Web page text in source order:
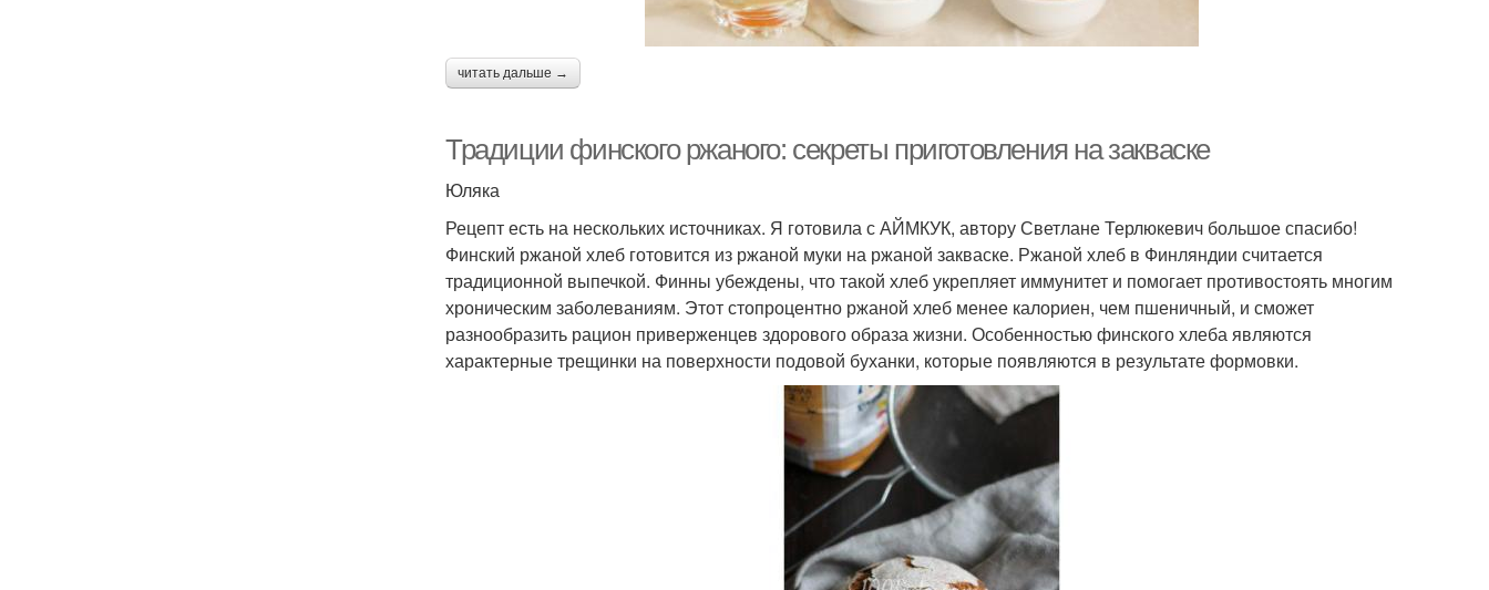
читать дальше →
Традиции финского ржаного: секреты приготовления на закваске
Юляка
Рецепт есть на нескольких источниках. Я готовила с АЙМКУК, автору Светлане Терлюкевич большое спасибо!
Финский ржаной хлеб готовится из ржаной муки на ржаной закваске. Ржаной хлеб в Финляндии считается
традиционной выпечкой. Финны убеждены, что такой хлеб укрепляет иммунитет и помогает противостоять многим
хроническим заболеваниям. Этот стопроцентно ржаной хлеб менее калориен, чем пшеничный, и сможет
разнообразить рацион приверженцев здорового образа жизни. Особенностью финского хлеба являются
характерные трещинки на поверхности подовой буханки, которые появляются в результате формовки.